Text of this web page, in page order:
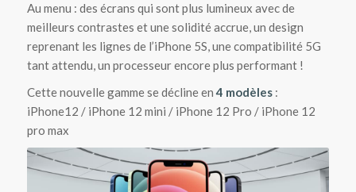
Au menu : des écrans qui sont plus lumineux avec de
meilleurs contrastes et une solidité accrue, un design
reprenant les lignes de l’iPhone 5S, une compatibilité 5G
tant attendu, un processeur encore plus performant !
Cette nouvelle gamme se décline en4 modèles:
iPhone12 / iPhone 12 mini / iPhone 12 Pro / iPhone 12
pro max